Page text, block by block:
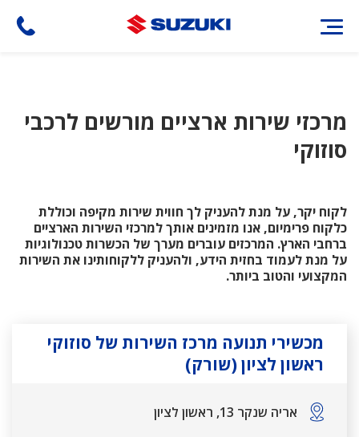
לתוכן
העיקרי
מרכזי שירות ארציים מורשים לרכבי
סוזוקי
לקוח יקר, על מנת להעניק לך חווית שירות מקיפה וכוללת
כלקוח פרימיום, אנו מזמינים אותך למרכזי השירות הארציים
ברחבי הארץ. המרכזים עוברים מערך של הכשרות טכנולוגיות
על מנת לעמוד בחזית הידע, ולהעניק ללקוחותינו את השירות
המקצועי והטוב ביותר.
מכשירי תנועה מרכז השירות של סוזוקי
ראשון לציון (שורק)
אריה שנקר 13, ראשון לציון